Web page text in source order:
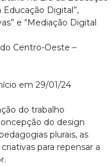
Educação Digital”,
e “Mediação Digital
Centro-Oeste –
em 29/01/24
do trabalho
do design
plurais, as
para repensar a